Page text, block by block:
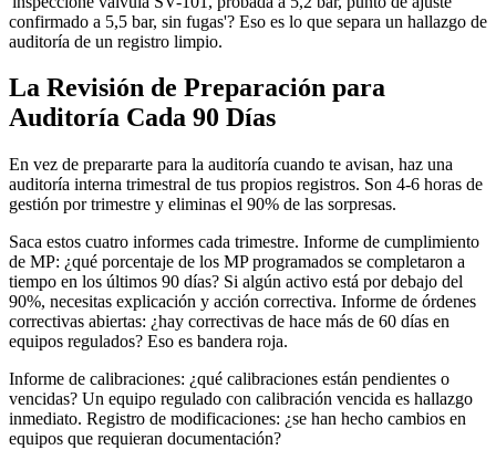
confirmado a 5,5 bar, sin fugas'? Eso es lo que separa un hallazgo de
auditoría de un registro limpio.
La Revisión de Preparación para
Auditoría Cada 90 Días
En vez de prepararte para la auditoría cuando te avisan, haz una
auditoría interna trimestral de tus propios registros. Son 4-6 horas de
gestión por trimestre y eliminas el 90% de las sorpresas.
Saca estos cuatro informes cada trimestre. Informe de cumplimiento
de MP: ¿qué porcentaje de los MP programados se completaron a
tiempo en los últimos 90 días? Si algún activo está por debajo del
90%, necesitas explicación y acción correctiva. Informe de órdenes
correctivas abiertas: ¿hay correctivas de hace más de 60 días en
equipos regulados? Eso es bandera roja.
Informe de calibraciones: ¿qué calibraciones están pendientes o
vencidas? Un equipo regulado con calibración vencida es hallazgo
inmediato. Registro de modificaciones: ¿se han hecho cambios en
equipos que requieran documentación?